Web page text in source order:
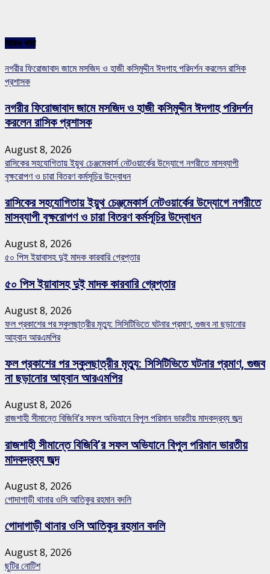
আরও খবর
নগরীর ফিরোজাবাদ জামে মসজিদ ও হাজী কসিমুদ্দীন ঈদগাহ পরিদর্শন করলেন রাসিক
প্রশাসক
নগরীর ফিরোজাবাদ জামে মসজিদ ও হাজী কসিমুদ্দীন ঈদগাহ পরিদর্শন
করলেন রাসিক প্রশাসক
August 8, 2026
রাসিকের সহযোগিতায় ইয়ুথ চেঞ্জমেকার্স নেটওয়ার্কের উদ্যোগে নগরীতে মাসব্যাপী
বৃক্ষরোপণ ও চারা বিতরণ কর্মসূচির উদ্বোধন
রাসিকের সহযোগিতায় ইয়ুথ চেঞ্জমেকার্স নেটওয়ার্কের উদ্যোগে নগরীতে
মাসব্যাপী বৃক্ষরোপণ ও চারা বিতরণ কর্মসূচির উদ্বোধন
August 8, 2026
৫০ পিস ইয়াবাসহ দুই মাদক কারবারি গ্রেপ্তার
৫০ পিস ইয়াবাসহ দুই মাদক কারবারি গ্রেপ্তার
August 8, 2026
ফল প্রকাশের পর স্কুলছাত্রীর মৃত্যু: সিসিটিভিতে ঘটনার প্রমাণ, গুজব না ছড়ানোর
আহ্বান আরএমপির
ফল প্রকাশের পর স্কুলছাত্রীর মৃত্যু: সিসিটিভিতে ঘটনার প্রমাণ, গুজব
না ছড়ানোর আহ্বান আরএমপির
August 8, 2026
রাজশাহী সীমান্তে বিজিবি’র সফল অভিযানে বিপুল পরিমান ভারতীয় মাদকদ্রব্য জব্দ
রাজশাহী সীমান্তে বিজিবি’র সফল অভিযানে বিপুল পরিমান ভারতীয়
মাদকদ্রব্য জব্দ
August 8, 2026
গোদাগাড়ী থানার ওসি আতিকুর রহমান বদলি
গোদাগাড়ী থানার ওসি আতিকুর রহমান বদলি
August 8, 2026
ছুটির নোটিশ